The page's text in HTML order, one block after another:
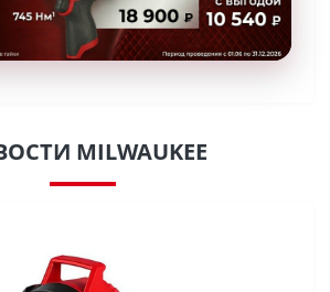
MILWAUKEE